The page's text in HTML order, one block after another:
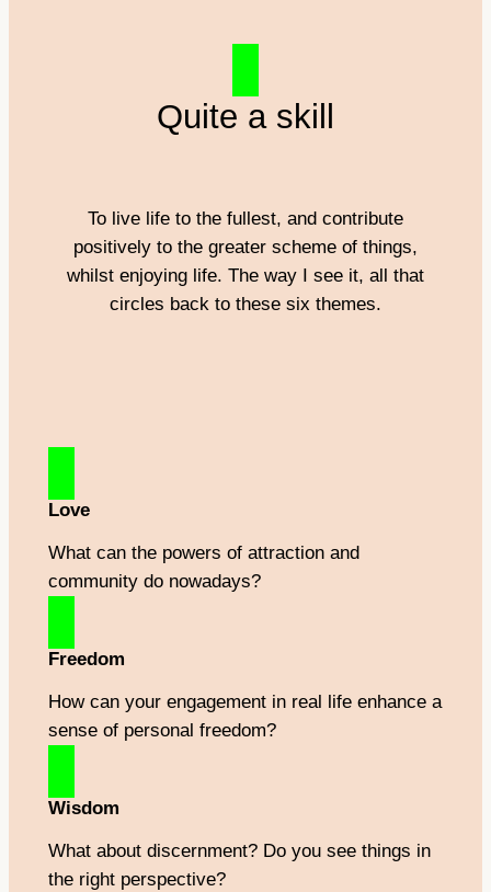
Quite a skill
To live life to the fullest, and contribute
positively to the greater scheme of things,
whilst enjoying life. The way I see it, all that
circles back to these six themes.
Love
What can the powers of attraction and
community do nowadays?
Freedom
How can your engagement in real life enhance a
sense of personal freedom?
Wisdom
What about discernment? Do you see things in
the right perspective?